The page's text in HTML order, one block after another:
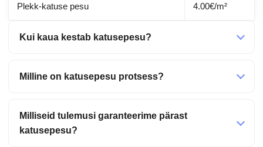
Plekk-katuse pesu 4.00€/m²
Kui kaua kestab katusepesu?
Milline on katusepesu protsess?
Milliseid tulemusi garanteerime pärast
katusepesu?